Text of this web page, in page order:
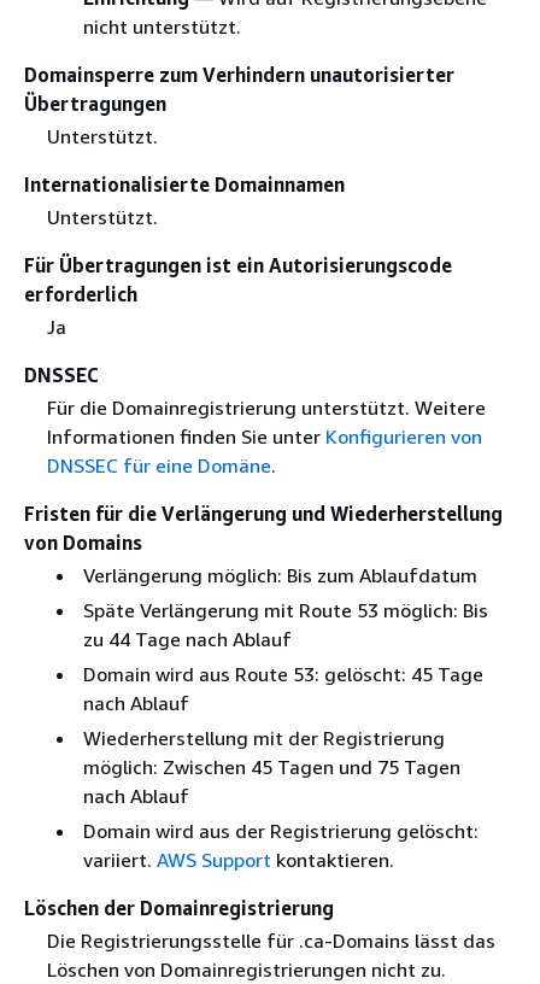
nicht unterstützt.
Domainsperre zum Verhindern unautorisierter
Übertragungen
Unterstützt.
Internationalisierte Domainnamen
Unterstützt.
Für Übertragungen ist ein Autorisierungscode
erforderlich
Ja
DNSSEC
Für die Domainregistrierung unterstützt. Weitere
Informationen finden Sie unter Konfigurieren von
DNSSEC für eine Domäne.
Fristen für die Verlängerung und Wiederherstellung
von Domains
Verlängerung möglich: Bis zum Ablaufdatum
Späte Verlängerung mit Route 53 möglich: Bis
zu 44 Tage nach Ablauf
Domain wird aus Route 53: gelöscht: 45 Tage
nach Ablauf
Wiederherstellung mit der Registrierung
möglich: Zwischen 45 Tagen und 75 Tagen
nach Ablauf
Domain wird aus der Registrierung gelöscht:
variiert. AWS Support kontaktieren.
Löschen der Domainregistrierung
Die Registrierungsstelle für .ca-Domains lässt das
Löschen von Domainregistrierungen nicht zu.